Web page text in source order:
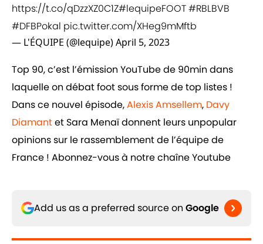
https://t.co/qDzzXZ0C1Z#lequipeFOOT#RBLBVB
#DFBPokal pic.twitter.com/XHeg9mMftb
— L'ÉQUIPE (@lequipe)April 5, 2023
Top 90, c’est l’émission YouTube de 90min dans
laquelle on débat foot sous forme de top listes !
Dans ce nouvel épisode,Alexis Amsellem, Davy
Diamantet Sara Menaï donnent leurs unpopular
opinions sur le rassemblement de l’équipe de
France ! Abonnez-vous à notre chaîne Youtube
Add us as a preferred source on Google